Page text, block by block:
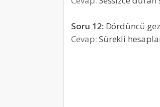
Soru 12: Dördüncü
Cevap: Sürekli